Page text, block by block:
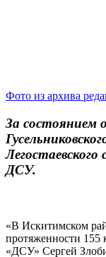
Фото из архива
За состоянием
ДСУ.
«В Искитимском
протяженности
«ДСУ» Сергей